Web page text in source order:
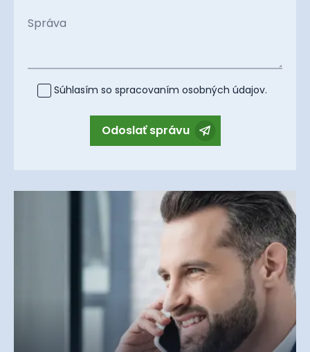
Správa
Súhlasím so spracovaním osobných údajov.
Odoslať správu